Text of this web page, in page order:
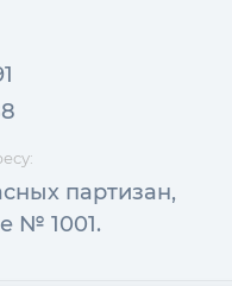
партизан,
№ 1001.